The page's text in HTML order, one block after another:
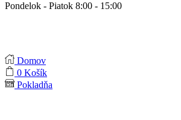
Pondelok - Piatok 8:00 - 15:00
Domov
0 Košík
Pokladňa